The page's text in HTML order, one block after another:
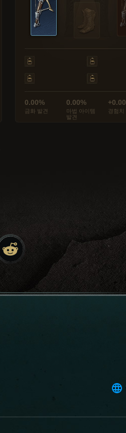
0.00%
금화 발견
0.00%
마법 아이템
발견
+0.00
경험치